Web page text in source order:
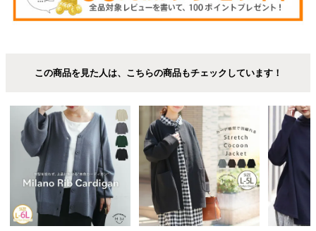
この商品を見た人は、こちらの商品もチェックしています！